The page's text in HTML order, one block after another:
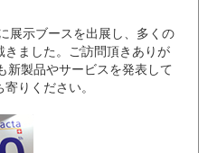
展示ブースを出展し、多くの
ました。ご訪問頂きありが
新製品やサービスを発表して
りください。